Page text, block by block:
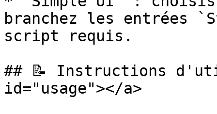
branchez les entrées
script requis.
## 📝 Instructions
id="usage"></a>